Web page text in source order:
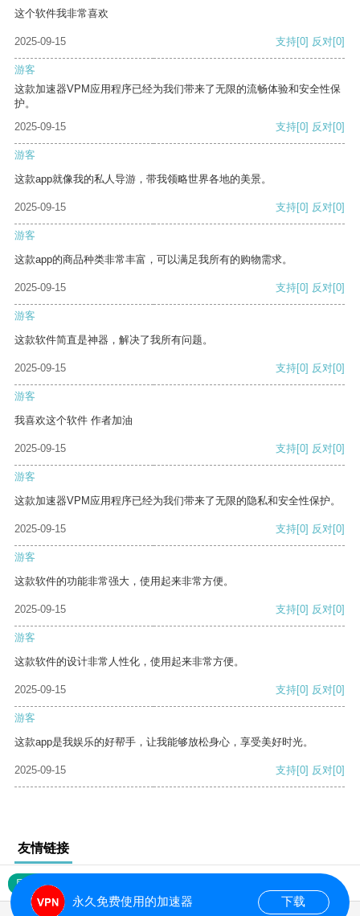
这个软件我非常喜欢
2025-09-15 支持[0] 反对[0]
游客
这款加速器VPM应用程序已经为我们带来了无限的流畅体验和安全性保
护。
2025-09-15
支持[0] 反对[0]
游客
这款app就像我的私人导游，带我领略世界各地的美景。
2025-09-15 支持[0] 反对[0]
游客
这款app的商品种类非常丰富，可以满足我所有的购物需求。
2025-09-15 支持[0] 反对[0]
游客
这款软件简直是神器，解决了我所有问题。
2025-09-15 支持[0] 反对[0]
游客
我喜欢这个软件 作者加油
2025-09-15 支持[0] 反对[0]
游客
这款加速器VPM应用程序已经为我们带来了无限的隐私和安全性保护。
2025-09-15 支持[0] 反对[0]
游客
这款软件的功能非常强大，使用起来非常方便。
2025-09-15 支持[0] 反对[0]
游客
这款软件的设计非常人性化，使用起来非常方便。
2025-09-15 支持[0] 反对[0]
游客
这款app是我娱乐的好帮手，让我能够放松身心，享受美好时光。
2025-09-15 支持[0] 反对[0]
友情链接
网站地图
永久免费使用的加速器 下载